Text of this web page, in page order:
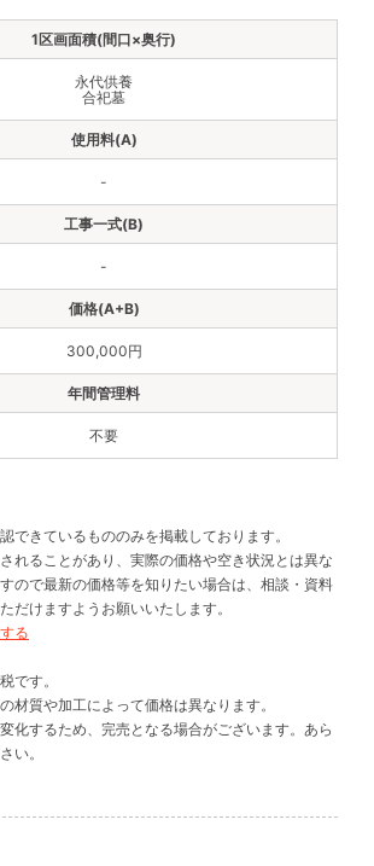
永代供養
合祀墓
-
-
300,000円
不要
できているもののみを掲載しております。
れることがあり、実際の価格や空き状況とは異な
ので最新の価格等を知りたい場合は、相談・資料
だけますようお願いいたします。
る
です。
材質や加工によって価格は異なります。
化するため、完売となる場合がございます。あら
い。